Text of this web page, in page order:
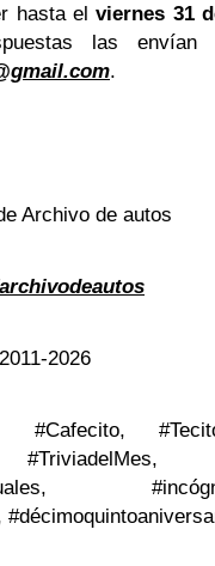
hasta elviernes 31
las envían
.
Archivo de autos
2026
#Cafecito,